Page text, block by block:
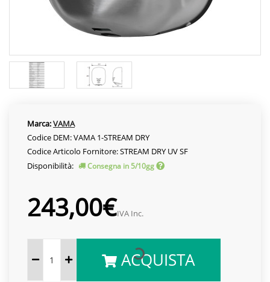
Marca:VAMA
Codice DEM: VAMA 1-STREAM DRY
Codice Articolo Fornitore: STREAM DRY UV SF
Disponibilità:
Consegna in 5/10gg
243,00€IVA Inc.
ACQUISTA